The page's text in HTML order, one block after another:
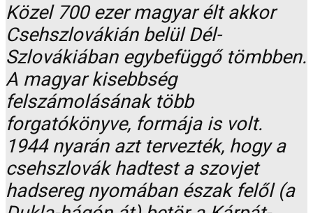
Közel 700 ezer magyar élt akkor
Csehszlovákián belül Dél-
Szlovákiában egybefüggő tömbben.
A magyar kisebbség
felszámolásának több
forgatókönyve, formája is volt.
1944 nyarán azt tervezték, hogy a
csehszlovák hadtest a szovjet
hadsereg nyomában észak felől (a